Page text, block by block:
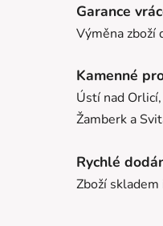
Garance
Výměna zboží
Kamenné
Ústí nad
Žamberk a
Rychlé
Zboží